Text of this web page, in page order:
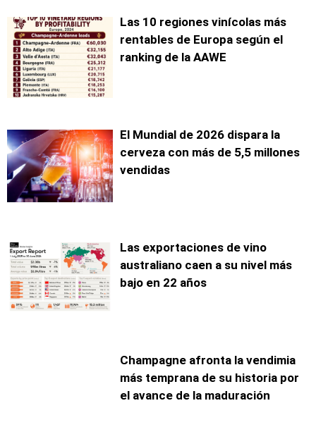
Las 10 regiones vinícolas más
rentables de Europa según el
ranking de la AAWE
El Mundial de 2026 dispara la
cerveza con más de 5,5 millones
vendidas
Las exportaciones de vino
australiano caen a su nivel más
bajo en 22 años
Champagne afronta la vendimia
más temprana de su historia por
el avance de la maduración